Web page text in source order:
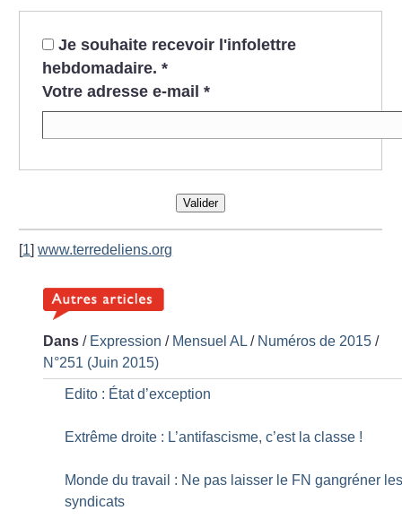
Je souhaite recevoir l'infolettre
hebdomadaire. *
Votre adresse e-mail *
Valider
[1]www.terredeliens.org
Dans / Expression / Mensuel AL / Numéros de 2015 /
N°251 (Juin 2015)
Edito : État d’exception
Extrême droite : L’antifascisme, c’est la classe !
Monde du travail : Ne pas laisser le FN gangréner
syndicats